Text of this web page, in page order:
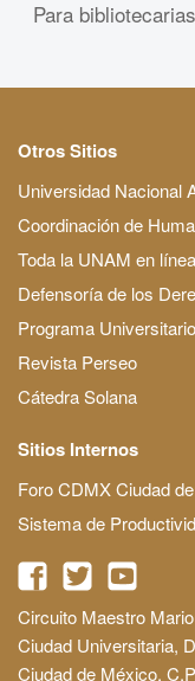
Para
Otros Sitios
Universidad Nacional
Coordinación de
Toda la UNAM en línea
Defensoría de los
Programa
Revista Perseo
Cátedra Solana
Sitios Internos
Foro CDMX Ciudad
Sistema de
Circuito Maestro
Ciudad Universitaria,
Ciudad de México,